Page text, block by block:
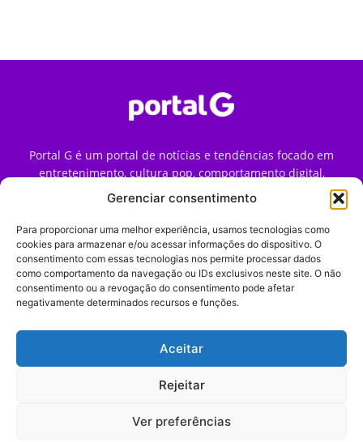
Gerenciar consentimento
Para proporcionar uma melhor experiência, usamos tecnologias como
cookies para armazenar e/ou acessar informações do dispositivo. O
consentimento com essas tecnologias nos permite processar dados
como comportamento da navegação ou IDs exclusivos neste site. O não
consentimento ou a revogação do consentimento pode afetar
negativamente determinados recursos e funções.
Aceitar
Rejeitar
Ver preferências
Portal G é um portal de notícias e tendências focado em
entretenimento, cultura pop, comportamento digital,
streaming, games e iniciativas de marca que impactam a
forma como o público vive e consome internet no Brasil.
Contato:contato@portalg.com.br
Início Sobre
Termos de Uso
Política de Privacidade
Contato